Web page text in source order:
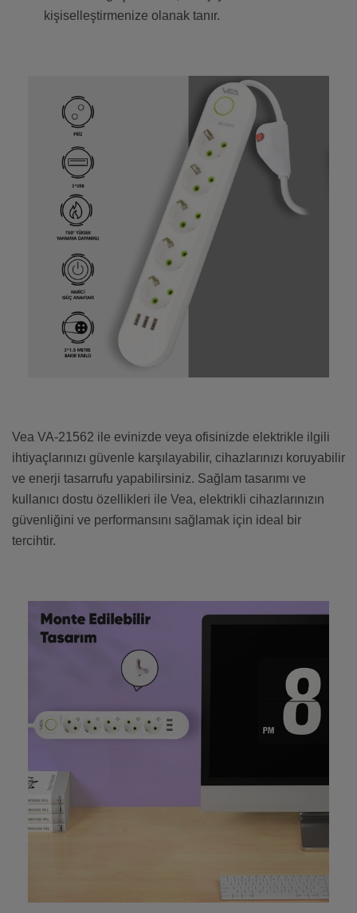
kişiselleştirmenize olanak tanır.
Vea VA-21562 ile evinizde veya ofisinizde elektrikle ilgili
ihtiyaçlarınızı güvenle karşılayabilir, cihazlarınızı koruyabilir
ve enerji tasarrufu yapabilirsiniz. Sağlam tasarımı ve
kullanıcı dostu özellikleri ile Vea, elektrikli cihazlarınızın
güvenliğini ve performansını sağlamak için ideal bir
tercihtir.